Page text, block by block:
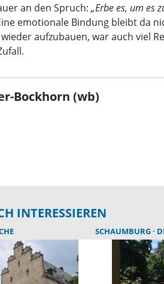
an den Spruch: „Erbe es, um es
emotionale Bindung bleibt da
aufzubauen, war auch viel
Bockhorn (wb)
INTERESSIEREN
SCHAUMBURG